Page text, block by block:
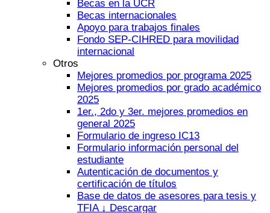
Becas en la UCR
Becas internacionales
Apoyo para trabajos finales
Fondo SEP-CIHRED para movilidad
internacional
Otros
Mejores promedios por programa 2025
Mejores promedios por grado académico
2025
1er., 2do y 3er. mejores promedios en
general 2025
Formulario de ingreso IC13
Formulario información personal del
estudiante
Autenticación de documentos y
certificación de títulos
Base de datos de asesores para tesis y
TFIA ↓ Descargar